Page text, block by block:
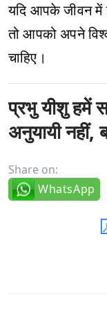
यदि आपके जीवन में
तो आपको अपने
चाहिए।
प्रभु यीशु हमें
अनुयायी नहीं,
Share on:
WhatsApp